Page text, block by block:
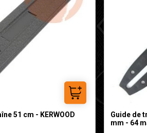
Ajouter au panier
51 cm - KERWOOD
Guide de
mm - 64